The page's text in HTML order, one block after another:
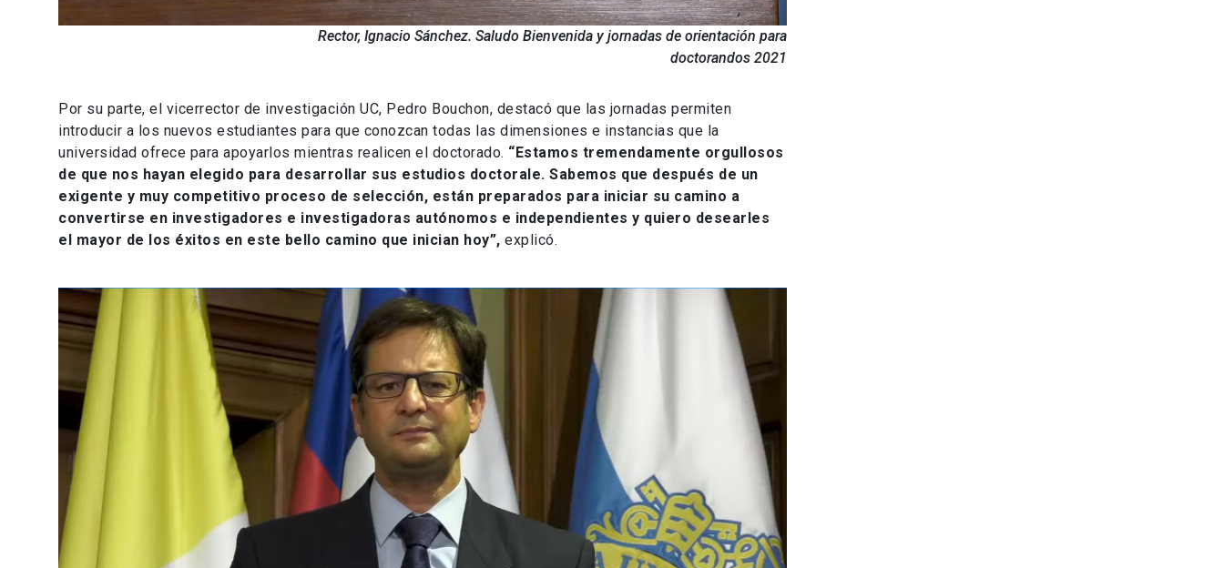
Rector, Ignacio Sánchez. Saludo Bienvenida y jornadas de orientación para
doctorandos 2021
Por su parte, el vicerrector de investigación UC, Pedro Bouchon, destacó que las jornadas permiten
introducir a los nuevos estudiantes para que conozcan todas las dimensiones e instancias que la
universidad ofrece para apoyarlos mientras realicen el doctorado. “Estamos tremendamente orgullosos
de que nos hayan elegido para desarrollar sus estudios doctorale. Sabemos que después de un
exigente y muy competitivo proceso de selección, están preparados para iniciar su camino a
convertirse en investigadores e investigadoras autónomos e independientes y quiero desearles
el mayor de los éxitos en este bello camino que inician hoy”, explicó.